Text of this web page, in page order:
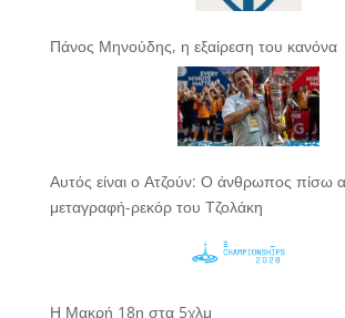
Πάνος Μηνούδης, η εξαίρεση του κανόνα
Αυτός είναι ο Ατζούν: Ο άνθρωπος πίσω
μεταγραφή-ρεκόρ του Τζολάκη
Η Μακρή 18η στα 5χλμ